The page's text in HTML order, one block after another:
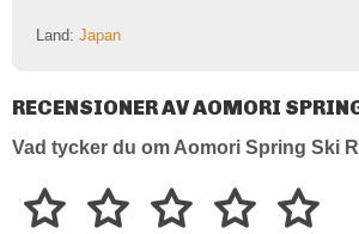
Land: Japan
RECENSIONER AV AOMORI
Vad tycker du om Aomori Spring Ski